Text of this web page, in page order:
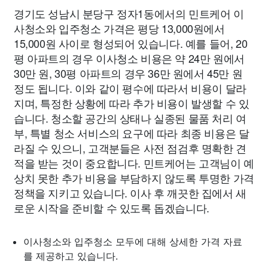
경기도 성남시 분당구 정자1동에서의 민트케어 이
사청소와 입주청소 가격은 평당 13,000원에서
15,000원 사이로 형성되어 있습니다. 예를 들어, 20
평 아파트의 경우 이사청소 비용은 약 24만 원에서
30만 원, 30평 아파트의 경우 36만 원에서 45만 원
정도 됩니다. 이와 같이 평수에 따라서 비용이 달라
지며, 특정한 상황에 따라 추가 비용이 발생할 수 있
습니다. 청소할 공간의 상태나 실종된 물품 처리 여
부, 특별 청소 서비스의 요구에 따라 최종 비용은 달
라질 수 있으니, 고객분들은 사전 점검후 명확한 견
적을 받는 것이 중요합니다. 민트케어는 고객님이 예
상치 못한 추가 비용을 부담하지 않도록 투명한 가격
정책을 지키고 있습니다. 이사 후 깨끗한 집에서 새
로운 시작을 준비할 수 있도록 돕겠습니다.
이사청소와 입주청소 모두에 대해 상세한 가격 자료
를 제공하고 있습니다.